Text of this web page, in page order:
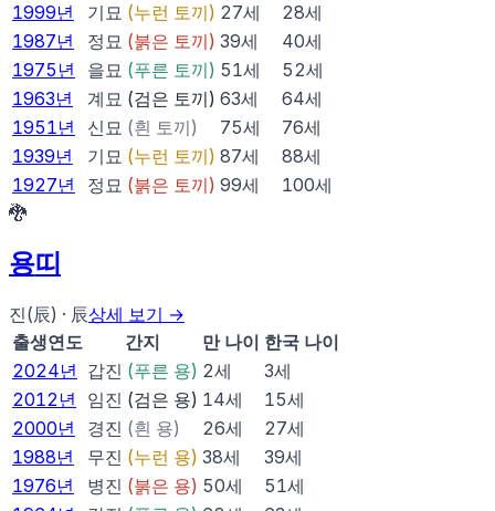
1999년 기묘 (누런 토끼) 27세 28세
1987년 정묘 (붉은 토끼) 39세 40세
1975 년 을묘 (푸른 토끼) 51세 52세
1963년 계묘 (검은 토끼) 63세 64세
1951년 신묘 (흰 토끼) 75세 76세
1939년 기묘 (누런 토끼) 87세 88세
1927년 정묘 (붉은 토끼) 99세 100세
🐉
용띠
진(辰) · 辰상세 보기 →
출생연도
간지 만 나이 한국 나이
2024년 갑진 (푸른 용) 2세 3세
2012 년 임진 (검은 용) 14세 15세
2000년 경진 (흰 용) 26세 27세
1988년 무진 (누런 용) 38세 39세
1976년 병진 (붉은 용) 50세 51세